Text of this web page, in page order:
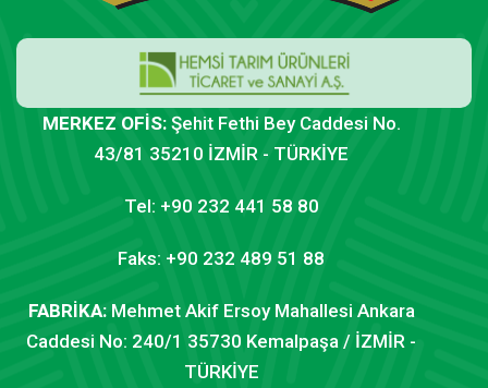
MERKEZ OFİS: Şehit Fethi Bey Caddesi No.
43/81 35210 İZMİR - TÜRKİYE
Tel: +90 232 441 58 80
Faks: +90 232 489 51 88
FABRİKA: Mehmet Akif Ersoy Mahallesi Ankara
Caddesi No: 240/1 35730 Kemalpaşa / İZMİR -
TÜRKİYE